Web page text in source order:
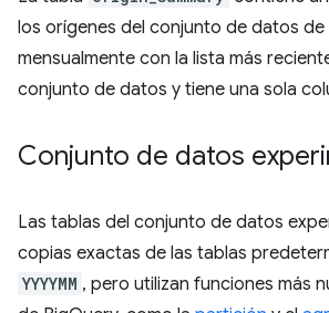
los orígenes del conjunto de datos de
mensualmente con la lista más
conjunto de datos y tiene una sola
Conjunto de datos
Las tablas del conjunto de datos
copias exactas de las tablas
YYYYMM , pero utilizan funciones más